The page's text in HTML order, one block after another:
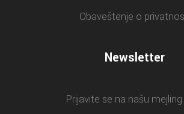
Obaveštenje o
Newsletter
Prijavite se na našu mejling